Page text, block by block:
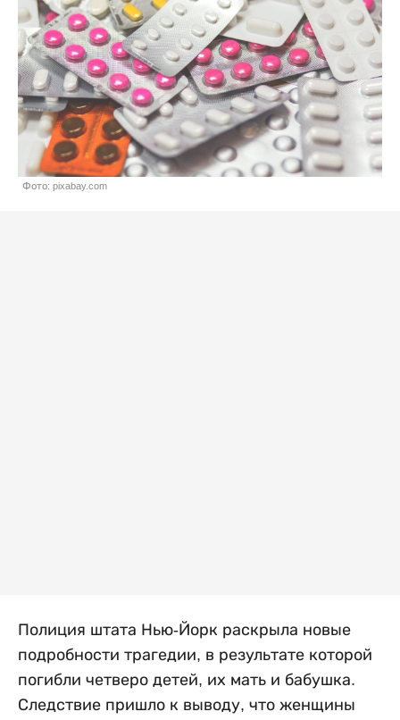
Фото: pixabay.com
Полиция штата Нью-Йорк раскрыла новые
подробности трагедии, в результате которой
погибли четверо детей, их мать и бабушка.
Следствие пришло к выводу, что женщины